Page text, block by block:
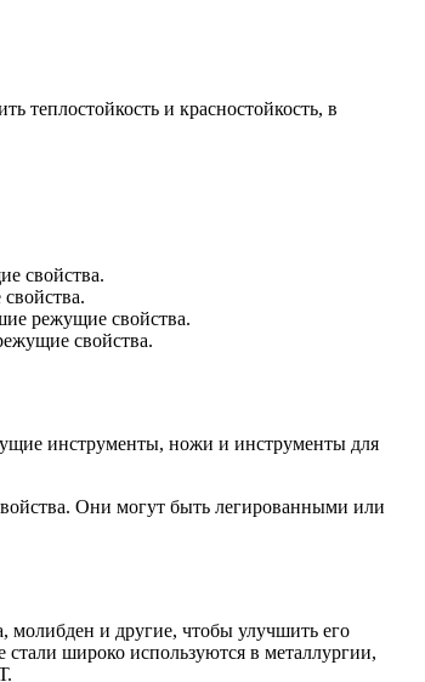
теплостойкость и красностойкость, в
свойства.
режущие свойства.
свойства.
инструменты, ножи и инструменты для
Они могут быть легированными или
молибден и другие, чтобы улучшить его
широко используются в металлургии,